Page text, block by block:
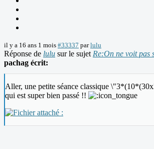
il y a 16 ans 1 mois #33337 parlulu
Réponse de lulu sur le sujet Re:On ne voit pas
pachag écrit:
Aller, une petite séance classique
qui est super bien passé !!